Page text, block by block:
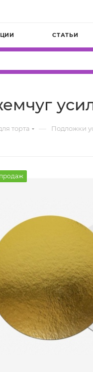
СТАТЬИ
торта — Подложки